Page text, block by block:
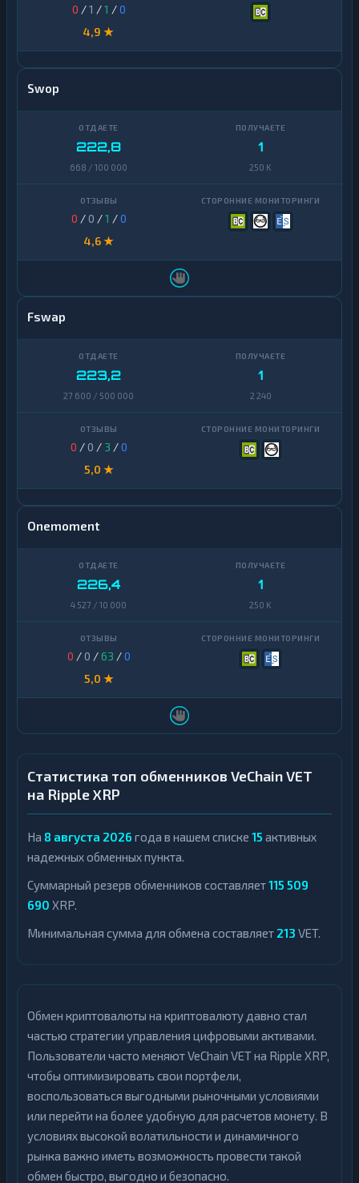
0 /1 /1 /0
4,9 ★
Swop
222,8
668 / 100 000
1
250 K
0 / 0 /1 /0
4,6 ★
Fswap
223,2
27 600 / 500 000
1
2 240
0 / 0 / 3 /0
5,0 ★
Onemoment
226,4
4 527 / 10 000
1
250 K
0 / 0 /63 /0
5,0 ★
Статистика топ обменников VeChain VET
на Ripple XRP
На 8 августа 2026 года в нашем списке 15 активных
надежных обменных пункта.
Суммарный резерв обменников составляет115 509
690 XRP.
Минимальная сумма для обмена составляет 213 VET.
Обмен криптовалюты на криптовалюту давно стал
частью стратегии управления цифровыми активами.
Пользователи часто меняют VeChain VET на Ripple XRP,
чтобы оптимизировать свои портфели,
воспользоваться выгодными рыночными условиями
или перейти на более удобную для расчетов монету. В
условиях высокой волатильности и динамичного
рынка важно иметь возможность провести такой
обмен быстро, выгодно и безопасно.